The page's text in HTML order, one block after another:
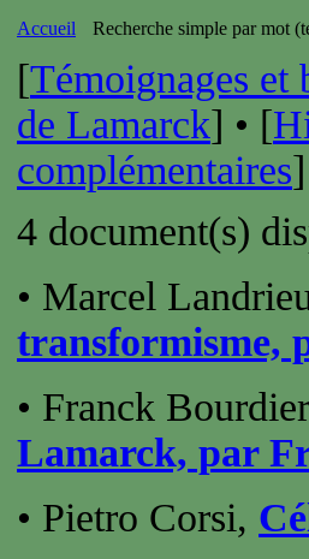
Accueil Recherche simple par mot
[Témoignages et
de Lamarck] • [
complémentaires
4 document(s)
• Marcel
transformisme,
• Franck
Lamarck, par
• Pietro Corsi,